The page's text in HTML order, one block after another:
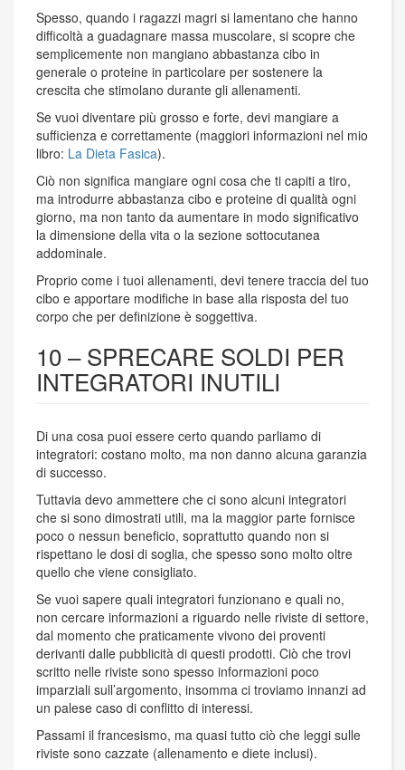
Spesso, quando i ragazzi magri si lamentano che hanno
difficoltà a guadagnare massa muscolare, si scopre che
semplicemente non mangiano abbastanza cibo in
generale o proteine ​​in particolare per sostenere la
crescita che stimolano durante gli allenamenti.
Se vuoi diventare più grosso e forte, devi mangiare a
sufficienza e correttamente (maggiori informazioni nel mio
libro: La Dieta Fasica).
Ciò non significa mangiare ogni cosa che ti capiti a tiro,
ma introdurre abbastanza cibo e proteine ​​di qualità ogni
giorno, ma non tanto da aumentare in modo significativo
la dimensione della vita o la sezione sottocutanea
addominale.
Proprio come i tuoi allenamenti, devi tenere traccia del tuo
cibo e apportare modifiche in base alla risposta del tuo
corpo che per definizione è soggettiva.
10 – SPRECARE SOLDI PER
INTEGRATORI INUTILI
Di una cosa puoi essere certo quando parliamo di
integratori: costano molto, ma non danno alcuna garanzia
di successo.
Tuttavia devo ammettere che ci sono alcuni integratori
che si sono dimostrati utili, ma la maggior parte fornisce
poco o nessun beneficio, soprattutto quando non si
rispettano le dosi di soglia, che spesso sono molto oltre
quello che viene consigliato.
Se vuoi sapere quali integratori funzionano e quali no,
non cercare informazioni a riguardo nelle riviste di settore,
dal momento che praticamente vivono dei proventi
derivanti dalle pubblicità di questi prodotti. Ciò che trovi
scritto nelle riviste sono spesso informazioni poco
imparziali sull’argomento, insomma ci troviamo innanzi ad
un palese caso di conflitto di interessi.
Passami il francesismo, ma quasi tutto ciò che leggi sulle
riviste sono cazzate (allenamento e diete inclusi).